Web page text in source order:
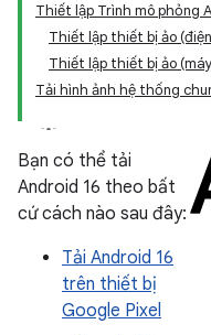
Thiết lập Trình mô phỏng
Thiết lập thiết bị ảo
Thiết lập thiết bị ảo
Tải hình ảnh hệ thống
Bạn có thể tải
Android 16 theo bất
cứ cách nào sau đây:
Tải Android 16
trên thiết bị
Google Pixel